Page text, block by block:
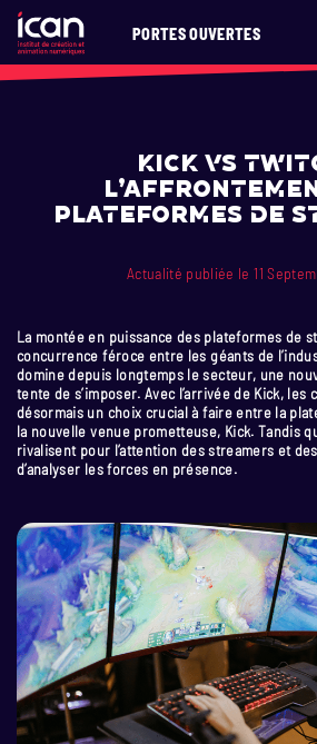
PORTES OUVERTES
Kick vs
plateformes de
Actualité publiée le 11
La montée en puissance des plateformes de
concurrence féroce entre les géants de
domine depuis longtemps le secteur, une
tente de s’imposer. Avec l’arrivée de Kick,
désormais un choix crucial à faire entre la
la nouvelle venue prometteuse, Kick. Tandis
rivalisent pour l’attention des streamers et
d’analyser les forces en présence.